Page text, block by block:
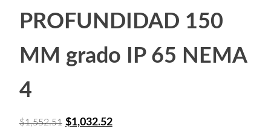
PROFUNDIDAD 150
MM grado IP 65 NEMA
4
$1,552.51 El
$1,032.52El